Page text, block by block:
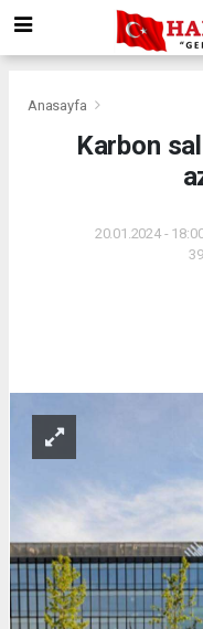
Anasayfa
Karbon
20.01.2024 -